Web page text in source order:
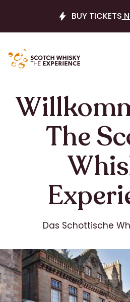
BUY TICKETS
The
Das Schottische